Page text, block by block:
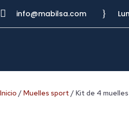
 info@mabilsa.com }
Inicio / Muelles sport / Kit de 4